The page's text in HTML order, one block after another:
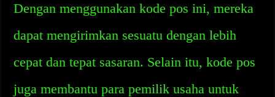
Dengan menggunakan kode pos ini, mereka
dapat mengirimkan sesuatu dengan lebih
cepat dan tepat sasaran. Selain itu, kode pos
juga membantu para pemilik usaha untuk